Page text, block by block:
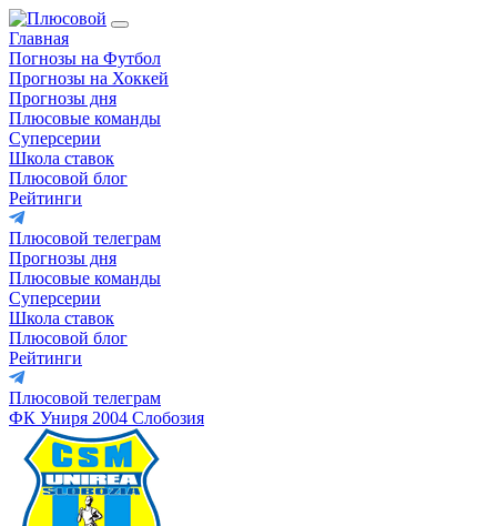
Главная
Погнозы на Футбол
Прогнозы на Хоккей
Прогнозы дня
Плюсовые команды
Суперсерии
Школа ставок
Плюсовой блог
Рейтинги
Плюсовой телеграм
Прогнозы дня
Плюсовые команды
Суперсерии
Школа ставок
Плюсовой блог
Рейтинги
Плюсовой телеграм
ФК Униря 2004 Слобозия